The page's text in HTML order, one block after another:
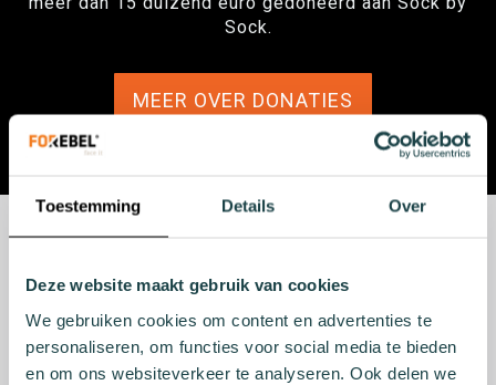
Toestemming Details Over
Deze website maakt gebruik van cookies
We gebruiken cookies om content en advertenties te
personaliseren, om functies voor social media te bieden
en om ons websiteverkeer te analyseren. Ook delen we
Sock.
MEER OVER DONATIES
Wij zijn Forebel. Wij geloven dat het beter kan. Dat het
beter moet.
We zijn gedreven door onze passie voor duurzaamheid
en vastberadenheid om een positieve impact op het